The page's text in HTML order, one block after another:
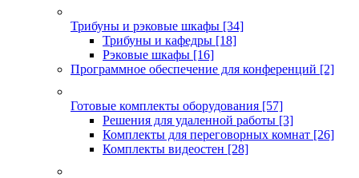
Трибуны и рэковые шкафы [34]
Трибуны и кафедры [18]
Рэковые шкафы [16]
Программное обеспечение для конференций [2]
Готовые комплекты оборудования [57]
Решения для удаленной работы [3]
Комплекты для переговорных комнат [26]
Комплекты видеостен [28]